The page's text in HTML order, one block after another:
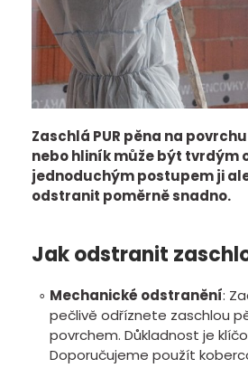
Zaschlá PUR pěna na
nebo hliník může být tvrdým
jednoduchým postupem ji
odstranit poměrně snadno.
Jak odstranit
Mechanické odstranění:
pečlivě odříznete zaschlou
povrchem. Důkladnost je
Doporučujeme použít